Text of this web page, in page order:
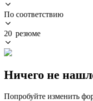
По соответствию
20 резюме
Ничего не
Попробуйте изменить